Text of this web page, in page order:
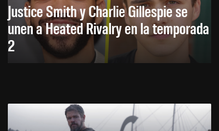
Justice Smith y Charlie Gillespie se
unen a Heated Rivalry en la temporada
2